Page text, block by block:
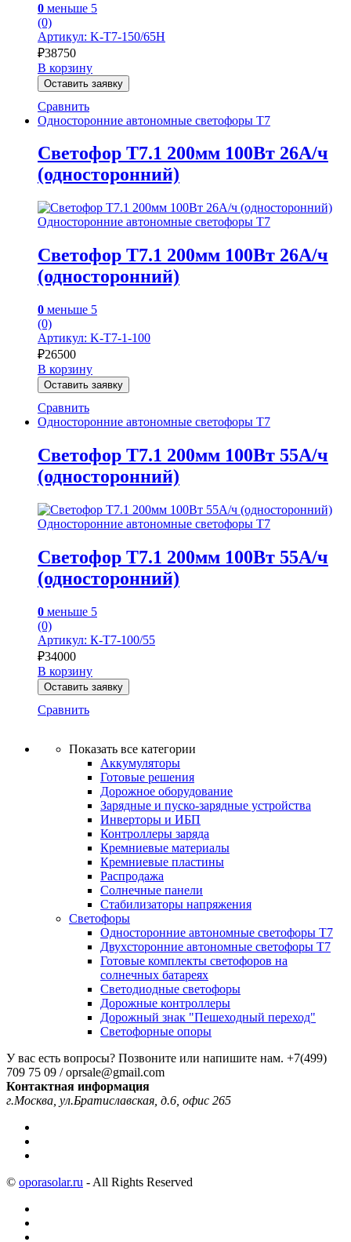
0 меньше 5
(0)
Артикул: K-Т7-150/65Н
₽38750
В корзину
Оставить заявку
Сравнить
Односторонние автономные светофоры Т7
Светофор Т7.1 200мм 100Вт 26А/ч
(односторонний)
Односторонние автономные светофоры Т7
Светофор Т7.1 200мм 100Вт 26А/ч
(односторонний)
0 меньше 5
(0)
Артикул: K-T7-1-100
₽26500
В корзину
Оставить заявку
Сравнить
Односторонние автономные светофоры Т7
Светофор Т7.1 200мм 100Вт 55А/ч
(односторонний)
Односторонние автономные светофоры Т7
Светофор Т7.1 200мм 100Вт 55А/ч
(односторонний)
0 меньше 5
(0)
Артикул: К-Т7-100/55
₽34000
В корзину
Оставить заявку
Сравнить
Показать все категории
Аккумуляторы
Готовые решения
Дорожное оборудование
Зарядные и пуско-зарядные устройства
Инверторы и ИБП
Контроллеры заряда
Кремниевые материалы
Кремниевые пластины
Распродажа
Солнечные панели
Стабилизаторы напряжения
Светофоры
Односторонние автономные светофоры Т7
Двухсторонние автономные светофоры Т7
Готовые комплекты светофоров на
солнечных батареях
Светодиодные светофоры
Дорожные контроллеры
Дорожный знак "Пешеходный переход"
Светофорные опоры
У вас есть вопросы? Позвоните или напишите нам. +7(499)
709 75 09 / oprsale@gmail.com
Контактная информация
г.Москва, ул.Братиславская, д.6, офис 265
© oporasolar.ru - All Rights Reserved